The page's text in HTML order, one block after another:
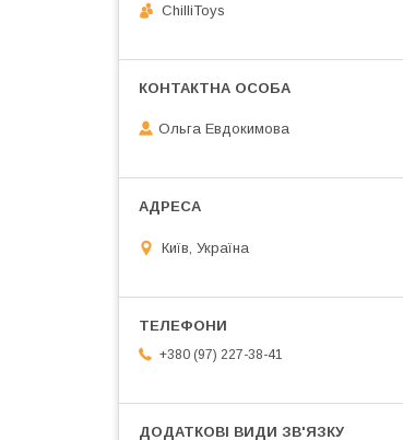
ChilliToys
Ольга Евдокимова
Київ, Україна
+380 (97) 227-38-41